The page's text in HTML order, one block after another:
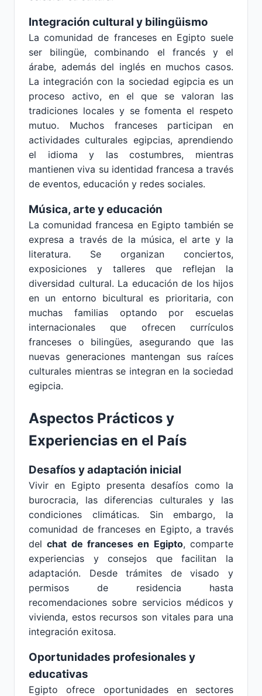
Integración cultural y bilingüismo
La comunidad de franceses en Egipto suele
ser bilingüe, combinando el francés y el
árabe, además del inglés en muchos casos.
La integración con la sociedad egipcia es un
proceso activo, en el que se valoran las
tradiciones locales y se fomenta el respeto
mutuo. Muchos franceses participan en
actividades culturales egipcias, aprendiendo
el idioma y las costumbres, mientras
mantienen viva su identidad francesa a través
de eventos, educación y redes sociales.
Música, arte y educación
La comunidad francesa en Egipto también se
expresa a través de la música, el arte y la
literatura. Se organizan conciertos,
exposiciones y talleres que reflejan la
diversidad cultural. La educación de los hijos
en un entorno bicultural es prioritaria, con
muchas familias optando por escuelas
internacionales que ofrecen currículos
franceses o bilingües, asegurando que las
nuevas generaciones mantengan sus raíces
culturales mientras se integran en la sociedad
egipcia.
Aspectos Prácticos y
Experiencias en el País
Desafíos y adaptación inicial
Vivir en Egipto presenta desafíos como la
burocracia, las diferencias culturales y las
condiciones climáticas. Sin embargo, la
comunidad de franceses en Egipto, a través
delchat de franceses en Egipto, comparte
experiencias y consejos que facilitan la
adaptación. Desde trámites de visado y
permisos de residencia hasta
recomendaciones sobre servicios médicos y
vivienda, estos recursos son vitales para una
integración exitosa.
Oportunidades profesionales y
educativas
Egipto ofrece oportunidades en sectores